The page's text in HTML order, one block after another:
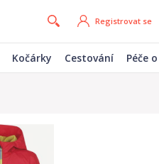
Registrovat se
Kočárky Cestování Péče